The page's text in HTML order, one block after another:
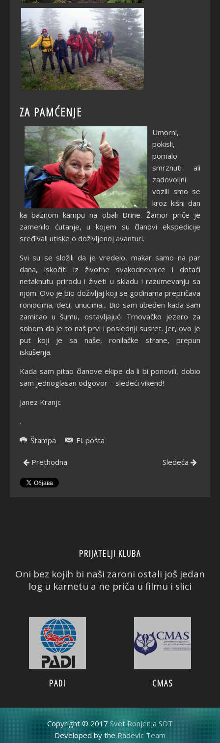
ZA PAMĆENJE
Umorni,
pokisli,
pomalo
smrznuti ali
zadovoljni
vozili smo se
kroz kišni dan
ka baznom kampu na obali Drine. Žamor priče je
zamenilo ćutanje, u kojem su članovi ekspedicije
sređivali utiske o doživljenoj avanturi.
Svi su se složili da je vredelo, makar samo na par
dana, iskočiti iz životne svakodnevnice i dotaći
netaknutu prirodu i živeti u skladu i razumevanju sa
njom. Ovo je bio doživljaj koji se godinama prepričava
roniocima, deci, unucima... Bio sam ubeđen kada sam
zamicao u šumu, ostavljajući Trnovačko jezero za
sobom da je to naš prvi i poslednji susret. Jer, ovo je
put koji je sa naše, ronilačke strane, prepun
iskušenja.
Kada sam pitao članove ekipe da li bi ponovili, dobio
sam jednoglasan odgovor – sledeći vikend!
Janez Kranjc
.
Štampa
El. pošta
Prethodna Sledeća
PRIJATELJI KLUBA
Oni bez kojih bi naši zaroni ostali još jedan
log u karnetu a ne priča u filmu i slici
PADI CMAS
Copyright © 2017Svet Ronjenja SDT
Developed by theRadevic Team